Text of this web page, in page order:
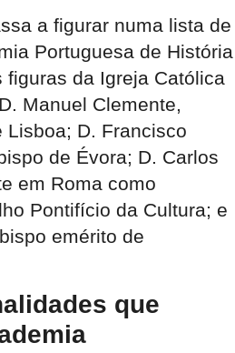
a figurar numa lista de
Portuguesa de História
da Igreja Católica
Manuel Clemente,
Lisboa; D. Francisco
de Évora; D. Carlos
em Roma como
Pontifício da Cultura; e
emérito de
que